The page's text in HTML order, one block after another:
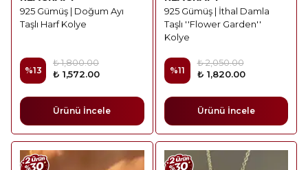
925 Gümüş | Doğum Ayı
Taşlı Harf Kolye
%13
₺ 1,800.00
₺ 1,572.00
Ürünü İncele
925 Gümüş | İthal Damla
Taşlı ''Flower Garden''
Kolye
%11
₺ 2,050.00
₺ 1,820.00
Ürünü İncele